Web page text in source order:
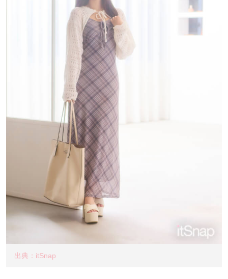
出典：itSnap